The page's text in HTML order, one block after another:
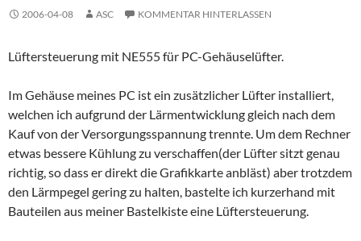
2006-04-08 ASC KOMMENTAR HINTERLASSEN
Lüftersteuerung mit NE555 für PC-Gehäuselüfter.
Im Gehäuse meines PC ist ein zusätzlicher Lüfter installiert,
welchen ich aufgrund der Lärmentwicklung gleich nach dem
Kauf von der Versorgungsspannung trennte. Um dem Rechner
etwas bessere Kühlung zu verschaffen(der Lüfter sitzt genau
richtig, so dass er direkt die Grafikkarte anbläst) aber trotzdem
den Lärmpegel gering zu halten, bastelte ich kurzerhand mit
Bauteilen aus meiner Bastelkiste eine Lüftersteuerung.